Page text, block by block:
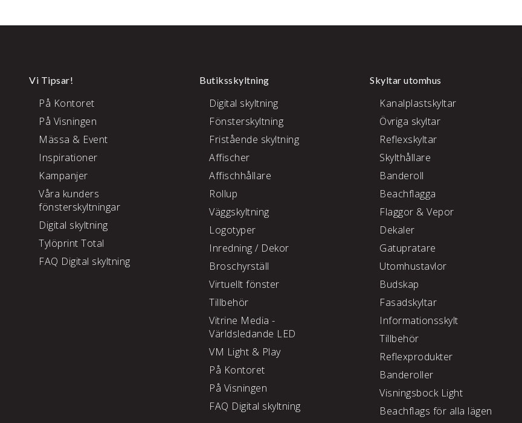
Vi Tipsar!
På Kontoret
På Visningen
Mässa & Event
Inspirationer
Kampanjer
Våra kunders
fönsterskyltningar
Digital skyltning
Tylöprint Total
FAQ Digital skyltning
Butiksskyltning
Digital skyltning
Fönsterskyltning
Fristående skyltning
Affischer
Affischhållare
Rollup
Väggskyltning
Logotyper
Inredning / Dekor
Broschyrställ
Virtuellt fönster
Tillbehör
Vitrine Media -
Världsledande LED
VM Light & Play
På Kontoret
På Visningen
FAQ Digital skyltning
Skyltar utomhus
Kanalplastskyltar
Övriga skyltar
Reflexskyltar
Skylthållare
Banderoll
Beachflagga
Flaggor & Vepor
Dekaler
Gatupratare
Utomhustavlor
Budskap
Fasadskyltar
Informationsskylt
Tillbehör
Reflexprodukter
Banderoller
Visningsbock Light
Beachflags för alla lägen